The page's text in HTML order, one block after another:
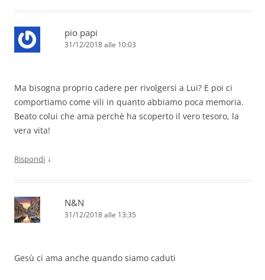
pio papi
31/12/2018 alle 10:03
Ma bisogna proprio cadere per rivolgersi a Lui? E poi ci
comportiamo come vili in quanto abbiamo poca memoria.
Beato colui che ama perchè ha scoperto il vero tesoro, la
vera vita!
Rispondi ↓
N&N
31/12/2018 alle 13:35
Gesù ci ama anche quando siamo caduti